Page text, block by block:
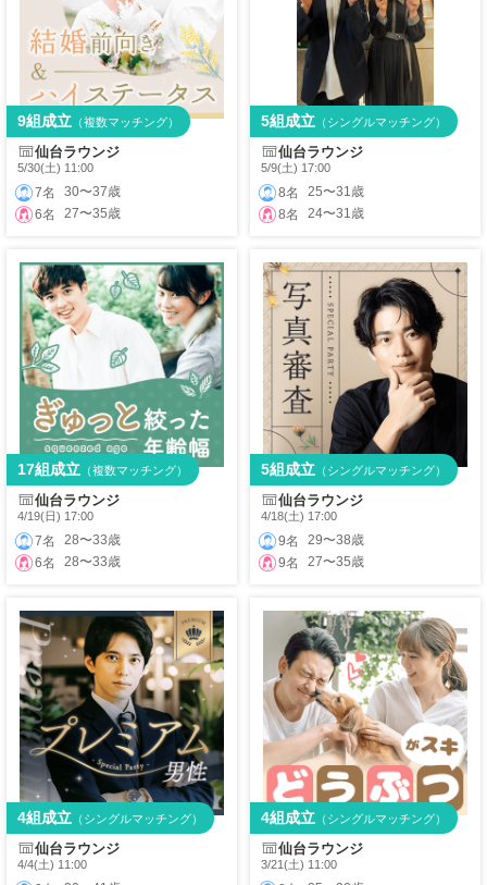
仙台ラウンジ
5/30(土) 11:00
7名
30〜37歳
6名
27〜35歳
9組成立 （複数マッチング）
仙台ラウンジ
5/9(土) 17:00
8名
25〜31歳
8名
24〜31歳
5組成立 （シングルマッチング）
仙台ラウンジ
4/19(日) 17:00
7名
28〜33歳
6名
28〜33歳
17組成立 （複数マッチング）
仙台ラウンジ
4/18(土) 17:00
9名
29〜38歳
9名
27〜35歳
5組成立 （シングルマッチング）
仙台ラウンジ
4/4(土) 11:00
4組成立 （シングルマッチング）
仙台ラウンジ
3/21(土) 11:00
4組成立 （シングルマッチング）